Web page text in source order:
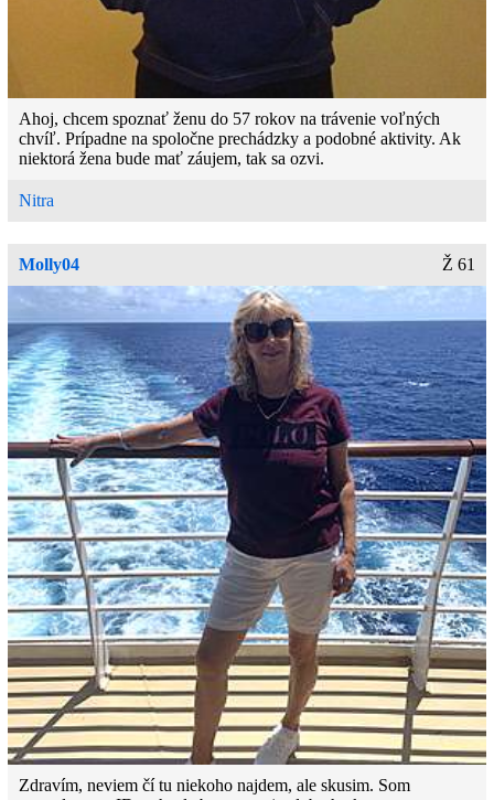
Ahoj, chcem spoznať ženu do 57 rokov na trávenie voľných
chvíľ. Prípadne na spoločne prechádzky a podobné aktivity. Ak
niektorá žena bude mať záujem, tak sa ozvi.
Nitra
Molly04 Ž 61
Zdravím, neviem čí tu niekoho najdem, ale skusim. Som